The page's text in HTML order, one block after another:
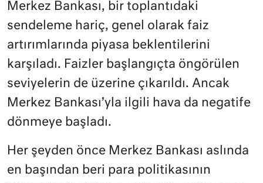
Merkez Bankası, bir toplantıdaki
sendeleme hariç, genel olarak faiz
artırımlarında piyasa beklentilerini
karşıladı. Faizler başlangıçta öngörülen
seviyelerin de üzerine çıkarıldı. Ancak
Merkez Bankası’yla ilgili hava da negatife
dönmeye başladı.
Her şeyden önce Merkez Bankası aslında
en başından beri para politikasının